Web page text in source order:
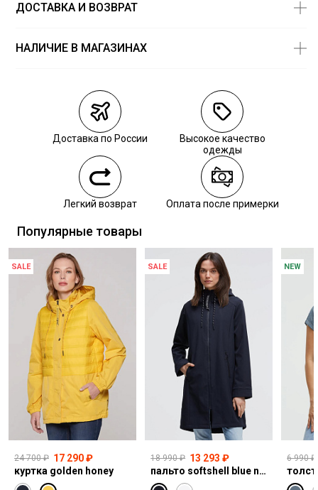
ДОСТАВКА И ВОЗВРАТ
Курьерская доставка СДЭК
Самовывоз из пункта выдачи СДЭК
Самовывоз из наших магазинов
Курьерская доставка СДЭК
Самовывоз из пункта выдачи СДЭК
НАЛИЧИЕ В МАГАЗИНАХ
Доставка по России
Высокое качество
одежды
Легкий возврат Оплата после примерки
Популярные товары
SALE
24 700 ₽ 17 290 ₽
куртка golden honey
SALE
18 990 ₽ 13 293 ₽
пальто softshell blue navy
NEW
6 990 ₽